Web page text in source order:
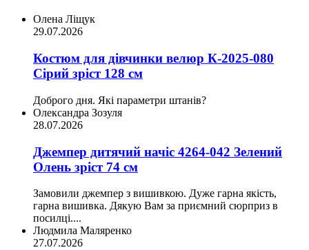
Олена Ліщук
29.07.2026
Костюм для дівчинки велюр К-2025-080
Сірий зріст 128 см
Доброго дня. Які параметри штанів?
Олександра Зозуля
28.07.2026
Джемпер дитячий начіс 4264-042 Зелений
Олень зріст 74 см
Замовили джемпер з вишивкою. Дуже гарна якість,
гарна вишивка. Дякую Вам за приємний сюрприз в
посилці....
Людмила Маляренко
27.07.2026